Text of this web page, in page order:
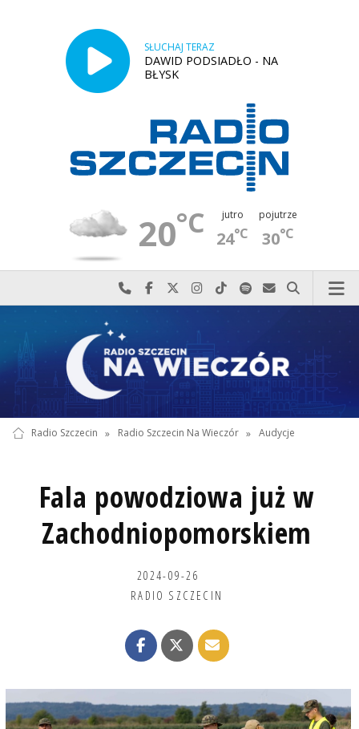
SŁUCHAJ TERAZ
DAWID PODSIADŁO - NA
BŁYSK
20°C jutro
24°C
pojutrze
30°C
Najlepiej po prostu do nas zadzwoń
Odwiedź nas na Facebook-u
Odwiedź nas na X
Odwiedź nas na Instagram-ie
Odwiedź nas na TikTok-u
Szukaj nas na Spotify
Wyślij do nas
Szukaj
Radio Szczecin » Radio Szczecin Na Wieczór » Audycje
Fala powodziowa już w
Zachodniopomorskiem
2024-09-26
RADIO SZCZECIN